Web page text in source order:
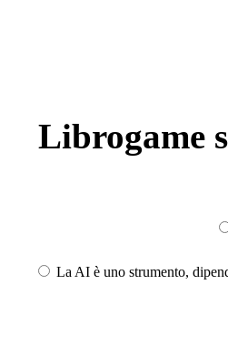
Librogame
La AI è uno strumento,